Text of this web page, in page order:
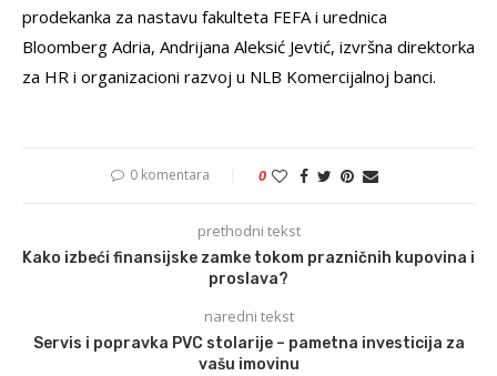
prodekanka za nastavu fakulteta FEFA i urednica
Bloomberg Adria, Andrijana Aleksić Jevtić, izvršna direktorka
za HR i organizacioni razvoj u NLB Komercijalnoj banci.
0 komentara 0
prethodni tekst
Kako izbeći finansijske zamke tokom prazničnih kupovina i
proslava?
naredni tekst
Servis i popravka PVC stolarije – pametna investicija za
vašu imovinu